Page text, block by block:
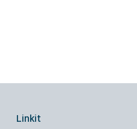
Linkit